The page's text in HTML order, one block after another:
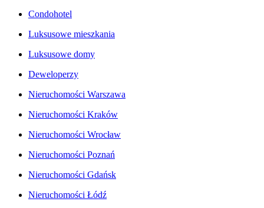
Condohotel
Luksusowe mieszkania
Luksusowe domy
Deweloperzy
Nieruchomości Warszawa
Nieruchomości Kraków
Nieruchomości Wrocław
Nieruchomości Poznań
Nieruchomości Gdańsk
Nieruchomości Łódź